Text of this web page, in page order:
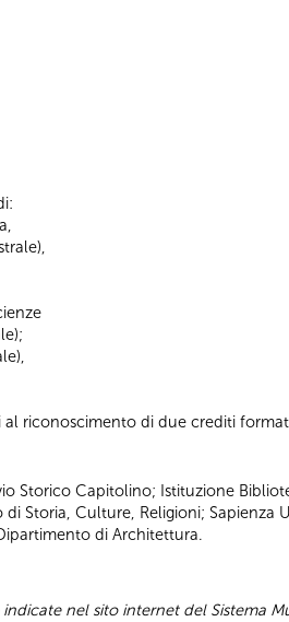
riconoscimento di due crediti
Storico Capitolino; Istituzione
Storia, Culture, Religioni; Sapienza
di Architettura.
nel sito internet del Sistema